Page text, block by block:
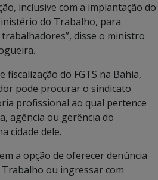
inclusive com a implantação do
do Trabalho, para
disse o ministro
fiscalização do FGTS na Bahia,
pode procurar o sindicato
profissional ao qual pertence
agência ou gerência do
cidade dele.
a opção de oferecer denúncia
ou ingressar com